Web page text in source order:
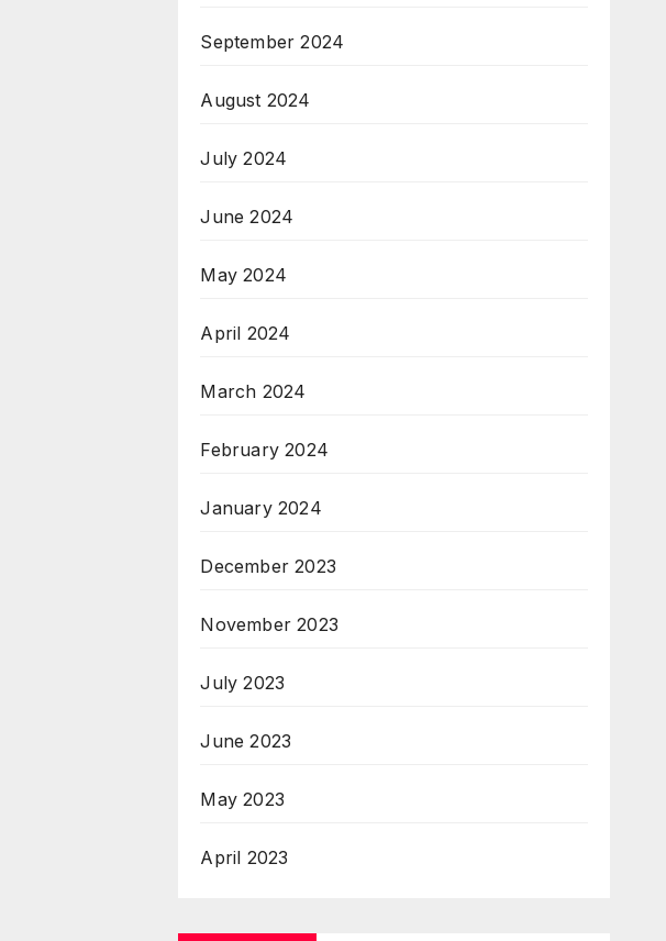
September 2024
August 2024
July 2024
June 2024
May 2024
April 2024
March 2024
February 2024
January 2024
December 2023
November 2023
July 2023
June 2023
May 2023
April 2023